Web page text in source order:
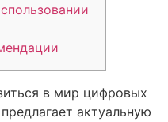
в мир цифровых
предлагает актуальную